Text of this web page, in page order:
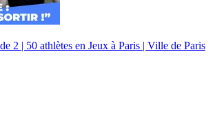
2 | 50 athlètes en Jeux à Paris | Ville de Paris